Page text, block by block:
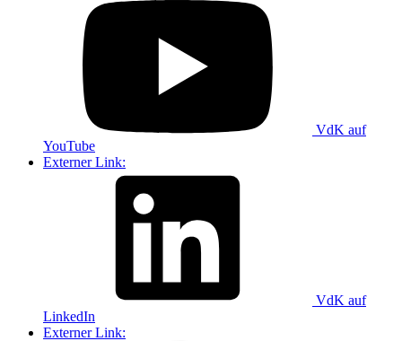
VdK auf
YouTube
Externer Link:
VdK auf
LinkedIn
Externer Link: